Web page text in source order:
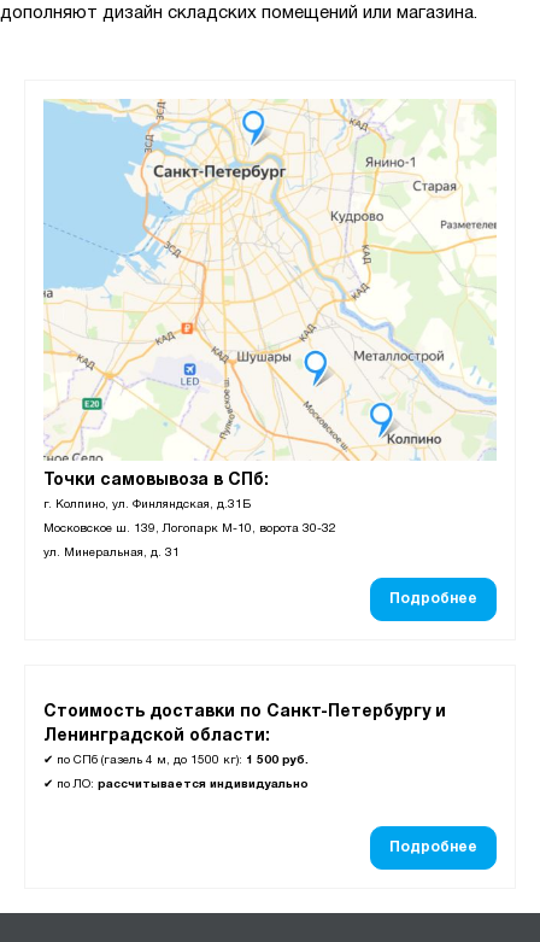
Точки самовывоза в СПб:
г. Колпино, ул. Финляндская, д.31Б
Московское ш. 139, Логопарк М-10, ворота 30-32
ул. Минеральная, д. 31
Подробнее
Стоимость доставки по Санкт-Петербургу и
Ленинградской области:
✔ по СПб (газель 4 м, до 1500 кг): 1 500 руб.
✔ по ЛО: рассчитывается индивидуально
Подробнее
дополняют дизайн складских помещений или магазина.